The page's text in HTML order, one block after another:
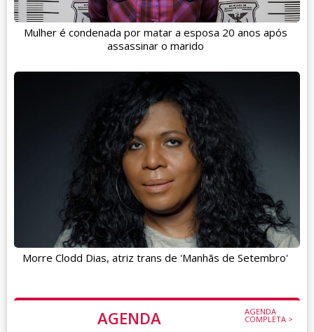
AGENDA AGENDA
COMPLETA >
Mulher é condenada por matar a esposa 20 anos após
assassinar o marido
Morre Clodd Dias, atriz trans de 'Manhãs de Setembro'